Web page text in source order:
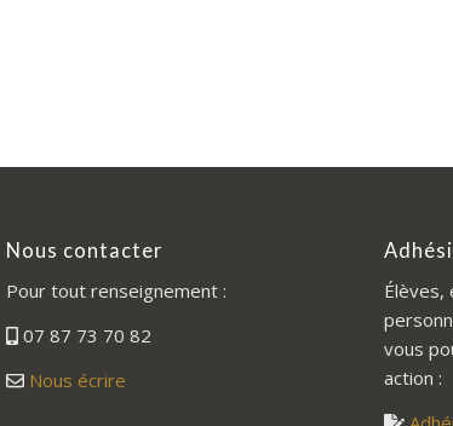
Nous contacter
Pour tout renseignement :
07 87 73 70 82
Nous écrire
Élèves,
vous
action :